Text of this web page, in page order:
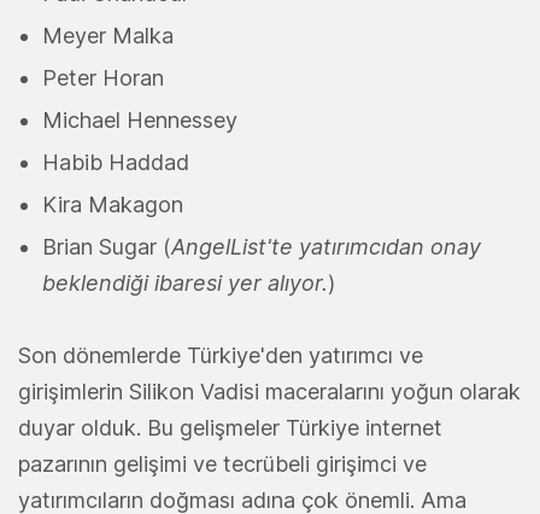
Meyer Malka
Peter Horan
Michael Hennessey
Habib Haddad
Kira Makagon
Brian Sugar (AngelList'te yatırımcıdan onay
beklendiği ibaresi yer alıyor.)
Son dönemlerde Türkiye'den yatırımcı ve
girişimlerin Silikon Vadisi maceralarını yoğun olarak
duyar olduk. Bu gelişmeler Türkiye internet
pazarının gelişimi ve tecrübeli girişimci ve
yatırımcıların doğması adına çok önemli. Ama